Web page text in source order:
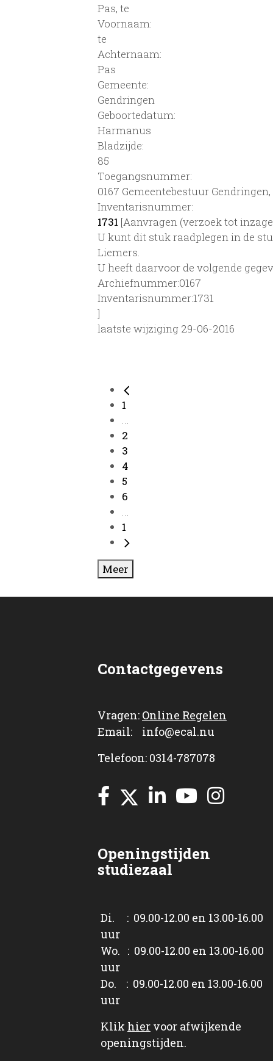
Pas, te
Voornaam:
te
Achternaam:
Pas
Gemeente:
Gendringen
Geboortedatum:
Harmanus
Bladzijde:
85
Toegangsnummer:
0167 Gemeentebestuur Gendringen,
Inventarisnummer:
1731 [Aanvragen (verzoek tot
U kunt dit stuk raadplegen in de
Liemers.
U heeft daarvoor de volgende
Archiefnummer:0167
Inventarisnummer:1731
]
laatste wijziging 29-06-2016
1
...
2
3
4
5
6
...
1
Meer
Contactgegevens
Vragen: Online Regelen
Email: info@ecal.nu
Telefoon: 0314-787078
Openingstijden
studiezaal
Di. : 09.00-12.00 en 13.00-16.00
uur
Wo. : 09.00-12.00 en 13.00-16.00
uur
Do. : 09.00-12.00 en 13.00-16.00
uur
Klik hier voor afwijkende
openingstijden.